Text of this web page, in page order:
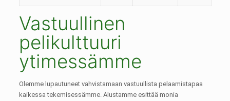
Vastuullinen
pelikulttuuri
ytimessämme
Olemme lupautuneet vahvistamaan vastuullista pelaamistapaa
kaikessa tekemisessämme. Alustamme esittää monia